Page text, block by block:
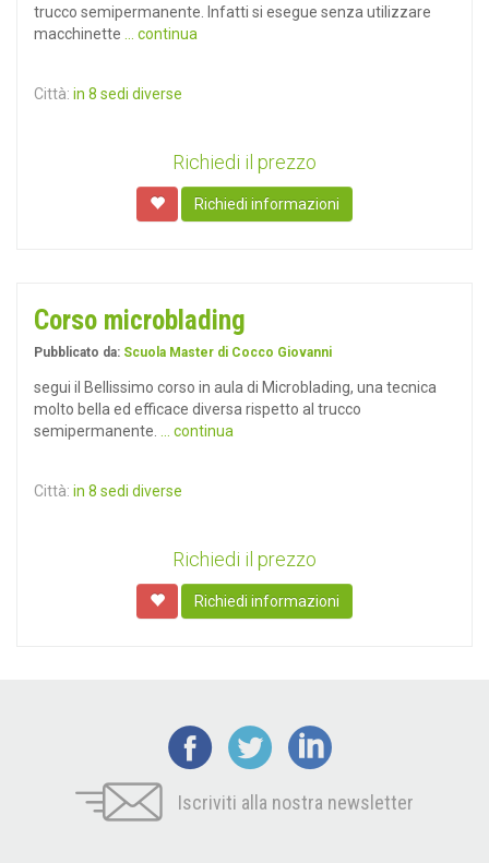
trucco semipermanente. Infatti si esegue senza utilizzare
macchinette
... continua
Città: in 8 sedi diverse
Richiedi il prezzo
Richiedi informazioni
Corso microblading
Pubblicato da: Scuola Master di Cocco Giovanni
segui il Bellissimo corso in aula di Microblading, una tecnica
molto bella ed efficace diversa rispetto al trucco
semipermanente.
... continua
Città: in 8 sedi diverse
Richiedi il prezzo
Richiedi informazioni
Iscriviti alla nostra newsletter